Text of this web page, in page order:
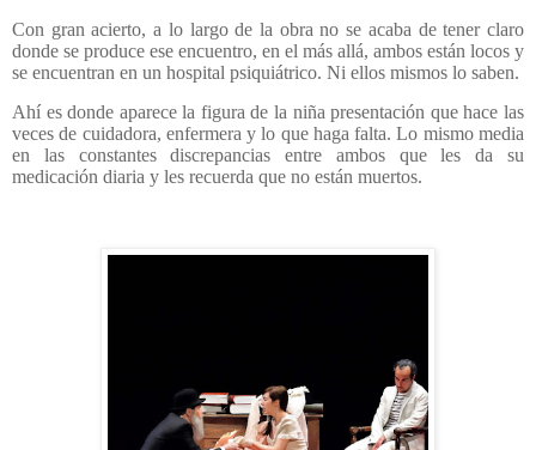
Con gran acierto, a lo largo de la obra no se acaba de tener claro
donde se produce ese encuentro, en el más allá, ambos están locos y
se encuentran en un hospital psiquiátrico. Ni ellos mismos lo saben.
Ahí es donde aparece la figura de la niña presentación que hace las
veces de cuidadora, enfermera y lo que haga falta. Lo mismo media
en las constantes discrepancias entre ambos que les da su
medicación diaria y les recuerda que no están muertos.